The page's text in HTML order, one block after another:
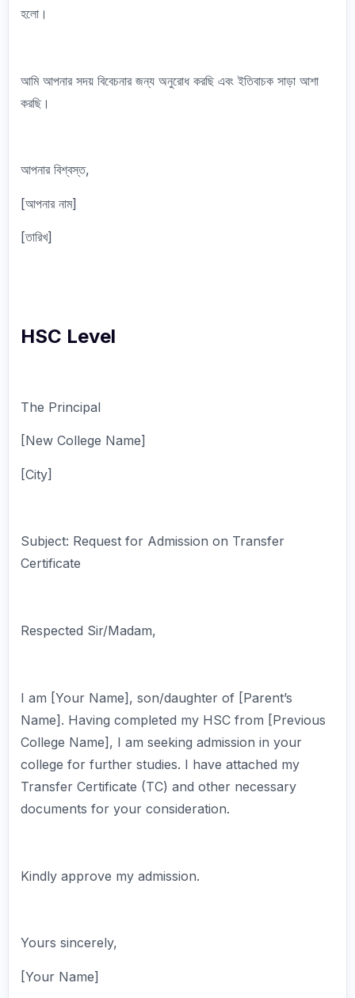
হলো।
আমি আপনার সদয় বিবেচনার জন্য অনুরোধ করছি এবং ইতিবাচক সাড়া আশা
করছি।
আপনার বিশ্বস্ত,
[আপনার নাম]
[তারিখ]
HSC Level
The Principal
[New College Name]
[City]
Subject: Request for Admission on Transfer
Certificate
Respected Sir/Madam,
I am [Your Name], son/daughter of [Parent’s
Name]. Having completed my HSC from [Previous
College Name], I am seeking admission in your
college for further studies. I have attached my
Transfer Certificate (TC) and other necessary
documents for your consideration.
Kindly approve my admission.
Yours sincerely,
[Your Name]